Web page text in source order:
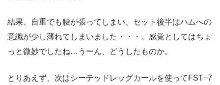
結果、自重でも腰が張ってしまい、セット後半はハムへの
意識が少し薄れてしまいました・・・。感覚としてはちょ
っと微妙でしたね…うーん、どうしたものか。
とりあえず、次はシーテッドレッグカールを使ってFST−7